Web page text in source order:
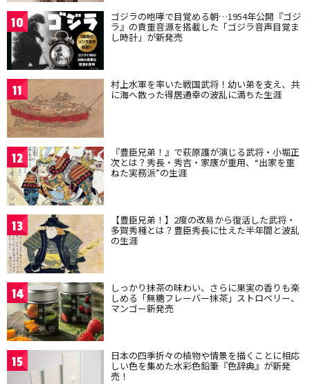
10 ゴジラの咆哮で目覚める朝…1954年公開『ゴジ
ラ』の貴重音源を搭載した「ゴジラ音声目覚ま
し時計」が新発売
11 村上水軍を率いた戦国武将！幼い弟を支え、共
に海へ散った得居通幸の波乱に満ちた生涯
12 『豊臣兄弟！』で萩原護が演じる武将・小堀正
次とは？秀長・秀吉・家康が重用、“出家を重
ねた実務派”の生涯
13 【豊臣兄弟！】2度の改易から復活した武将・
多賀秀種とは？豊臣秀長に仕えた半年間と波乱
の生涯
14 しっかり抹茶の味わい、さらに果実の香りも楽
しめる「無糖フレーバー抹茶」ストロベリー、
マンゴー新発売
15 日本の四季折々の植物や情景を描くことに相応
しい色を集めた水彩色鉛筆『色辞典』が新発
売！